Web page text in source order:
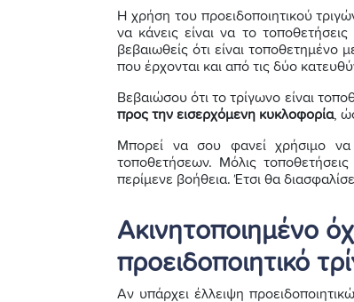
Η χρήση του προειδοποιητικού
να κάνεις είναι να το
βεβαιωθείς ότι είναι
που έρχονται και από τις δύο
Βεβαιώσου ότι το τρίγωνο είναι
προς την εισερχόμενη κυκλοφορία,
Μπορεί να σου φανεί χρήσιμο
τοποθετήσεων. Μόλις
περίμενε βοήθεια. Έτσι θα
Ακινητοποιημένο
προειδοποιητικό
Αν υπάρχει έλλειψη